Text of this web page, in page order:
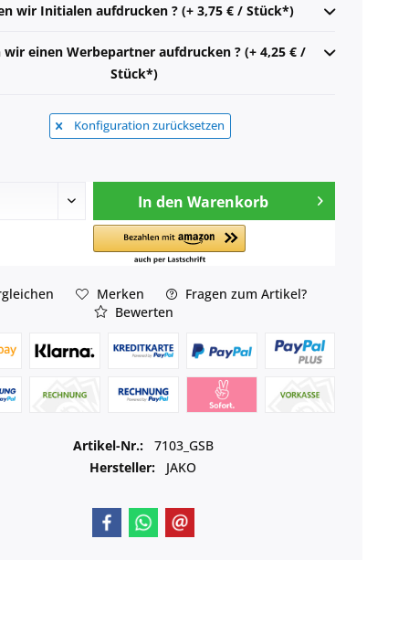
wir Initialen aufdrucken ? (+ 3,75 € / Stück*)
wir einen Werbepartner aufdrucken ? (+ 4,25 € /
Stück*)
Konfiguration zurücksetzen
In den Warenkorb
Merken
Fragen zum Artikel?
Bewerten
Artikel-Nr.:
7103_GSB
Hersteller:
JAKO